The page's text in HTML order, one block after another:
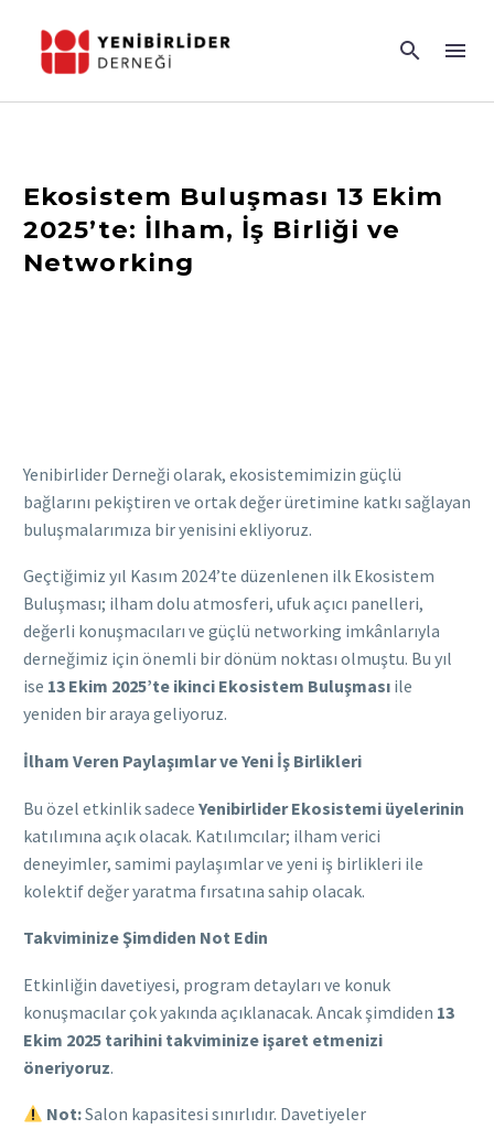
Ekosistem Buluşması 13 Ekim
2025’te: İlham, İş Birliği ve
Networking
Yenibirlider Derneği olarak, ekosistemimizin güçlü
bağlarını pekiştiren ve ortak değer üretimine katkı sağlayan
buluşmalarımıza bir yenisini ekliyoruz.
Geçtiğimiz yıl Kasım 2024’te düzenlenen ilk Ekosistem
Buluşması; ilham dolu atmosferi, ufuk açıcı panelleri,
değerli konuşmacıları ve güçlü networking imkânlarıyla
derneğimiz için önemli bir dönüm noktası olmuştu. Bu yıl
ise 13 Ekim 2025’te ikinci Ekosistem Buluşması ile
yeniden bir araya geliyoruz.
İlham Veren Paylaşımlar ve Yeni İş Birlikleri
Bu özel etkinlik sadece Yenibirlider Ekosistemi üyelerinin
katılımına açık olacak. Katılımcılar; ilham verici
deneyimler, samimi paylaşımlar ve yeni iş birlikleri ile
kolektif değer yaratma fırsatına sahip olacak.
Takviminize Şimdiden Not Edin
Etkinliğin davetiyesi, program detayları ve konuk
konuşmacılar çok yakında açıklanacak. Ancak şimdiden 13
Ekim 2025 tarihini takviminize işaret etmenizi
öneriyoruz.
Not:Salon kapasitesi sınırlıdır. Davetiyeler